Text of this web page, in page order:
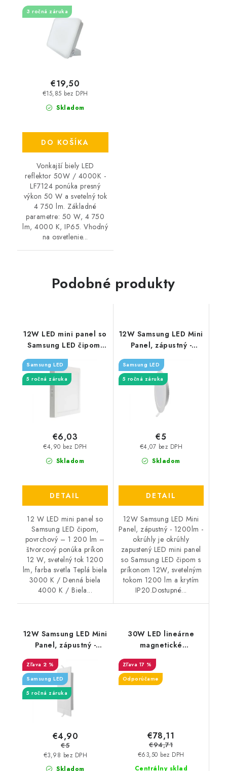
3 ročná záruka
Skladom
€15,85 bez DPH
€19,50
DO KOŠÍKA
Vonkajší biely LED
reflektor 50W / 4000K -
LF7124 ponúka presný
výkon 50 W a svetelný tok
4 750 lm. Základné
parametre: 50 W, 4 750
lm, 4000 K, IP65. Vhodný
na osvetlenie...
Podobné produkty
12W LED mini panel so
Samsung LED čipom,
povrchový - 1200lm -
štvorcový
Samsung LED
5 ročná záruka
Skladom
€4,90 bez DPH
€6,03
DETAIL
12 W LED mini panel so
Samsung LED čipom,
povrchový – 1 200 lm –
štvorcový ponúka príkon
12 W, svetelný tok 1200
lm, farba svetla Teplá biela
3000 K / Denná biela
4000 K / Biela...
12W Samsung LED Mini
Panel, zápustný -
1200lm - okrúhly
Samsung LED
5 ročná záruka
Skladom
€4,07 bez DPH
€5
DETAIL
12W Samsung LED Mini
Panel, zápustný - 1200lm -
okrúhly je okrúhly
zapustený LED mini panel
so Samsung LED čipom s
príkonom 12W, svetelným
tokom 1200 lm a krytím
IP20.Dostupné...
12W Samsung LED Mini
Panel, zápustný -
2 %
Samsung LED
5 ročná záruka
Skladom
€3,98 bez DPH
€4,90
€5
30W LED lineárne
magnetické
2700lm - čierne
17 %
Odporúčame
Centrálny sklad
€63,50 bez DPH
€78,11
€94,71